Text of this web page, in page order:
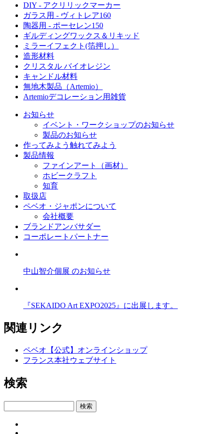
DIY - アクリリックマーカー
ガラス用 - ヴィトレア160
陶器用 - ポーセレン150
ギルディングワックス＆リキッド
ミラーイフェクト(箔押し）
造形材料
クリスタル バイオレジン
キャンドル材料
無地木製品（Artemio）
Artemioデコレーション用雑貨
お知らせ
イベント・ワークショップのお知らせ
製品のお知らせ
作ってみよう 触れてみよう
製品情報
ファインアート（画材）
ホビークラフト
知育
取扱店
ペベオ・ジャポンについて
会社概要
ブランドアンバサダー
コーポレートパートナー
中山智介個展 のお知らせ
『SEKAIDO Art EXPO2025』に出展します。
関連リンク
ペベオ【公式】オンラインショップ
フランス本社ウェブサイト
検索
検索